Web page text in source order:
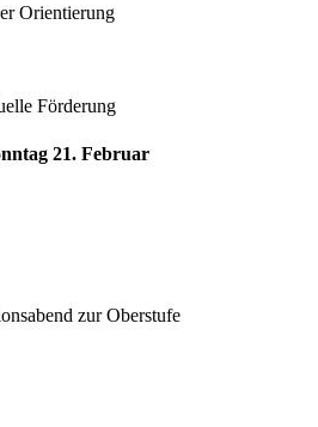
Orientierung
Förderung
21. Februar
zur Oberstufe